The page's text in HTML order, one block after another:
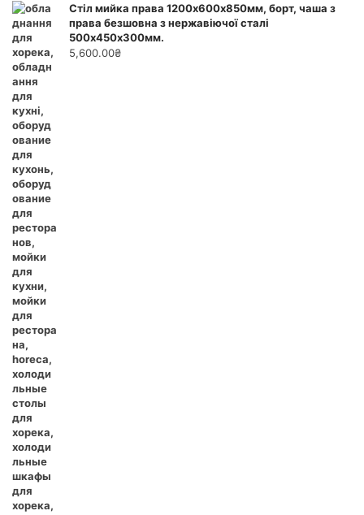
Стіл мийка права 1200х600х850мм, борт, чаша з
права безшовна з нержавіючої сталі
500х450х300мм.
5,600.00₴